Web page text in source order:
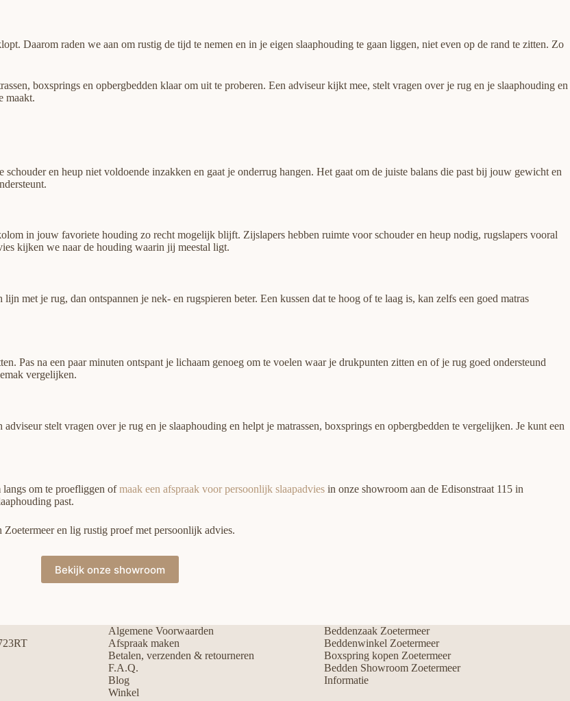
Daarom raden we aan om rustig de tijd te nemen en in je eigen slaaphouding te gaan liggen, niet even op de rand te zitten. Zo
boxsprings en opbergbedden klaar om uit te proberen. Een adviseur kijkt mee, stelt vragen over je rug en je slaaphouding en
maakt.
en heup niet voldoende inzakken en gaat je onderrug hangen. Het gaat om de juiste balans die past bij jouw gewicht en
in jouw favoriete houding zo recht mogelijk blijft. Zijslapers hebben ruimte voor schouder en heup nodig, rugslapers vooral
kijken we naar de houding waarin jij meestal ligt.
met je rug, dan ontspannen je nek- en rugspieren beter. Een kussen dat te hoog of te laag is, kan zelfs een goed matras
Pas na een paar minuten ontspant je lichaam genoeg om te voelen waar je drukpunten zitten en of je rug goed ondersteund
vergelijken.
stelt vragen over je rug en je slaaphouding en helpt je matrassen, boxsprings en opbergbedden te vergelijken. Je kunt een
om te proefliggen ofmaak een afspraak voor persoonlijk slaapadvies in onze showroom aan de Edisonstraat 115 in
past.
en lig rustig proef met persoonlijk advies.
Bekijk onze showroom
Algemene Voorwaarden
Afspraak maken
Betalen, verzenden & retourneren
F.A.Q.
Blog
Winkel
Beddenzaak Zoetermeer
Beddenwinkel Zoetermeer
Boxspring kopen Zoetermeer
Bedden Showroom Zoetermeer
Informatie